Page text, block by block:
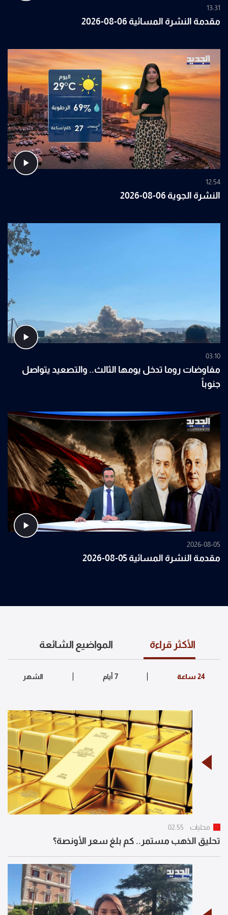
13:31
مقدمة النشرة المسائية 06-08-2026
12:54
النشرة الجوية 06-08-2026
03:10
مفاوضات روما تدخل يومها الثالث.. والتصعيد يتواصل
جنوباً
2026-08-05
مقدمة النشرة المسائية 05-08-2026
الأكثر قراءة المواضيع الشائعة
محليات 02:55
تحليق الذهب مستمر.. كم بلغ سعر الأونصة؟